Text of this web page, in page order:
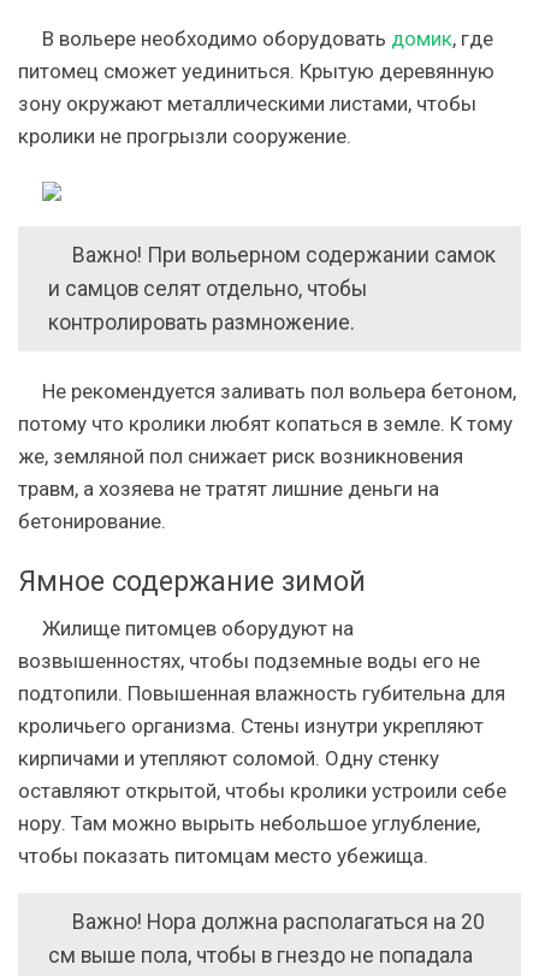
В вольере необходимо оборудовать домик, где
питомец сможет уединиться. Крытую деревянную
зону окружают металлическими листами, чтобы
кролики не прогрызли сооружение.
Важно! При вольерном содержании самок
и самцов селят отдельно, чтобы
контролировать размножение.
Не рекомендуется заливать пол вольера бетоном,
потому что кролики любят копаться в земле. К тому
же, земляной пол снижает риск возникновения
травм, а хозяева не тратят лишние деньги на
бетонирование.
Ямное содержание зимой
Жилище питомцев оборудуют на
возвышенностях, чтобы подземные воды его не
подтопили. Повышенная влажность губительна для
кроличьего организма. Стены изнутри укрепляют
кирпичами и утепляют соломой. Одну стенку
оставляют открытой, чтобы кролики устроили себе
нору. Там можно вырыть небольшое углубление,
чтобы показать питомцам место убежища.
Важно! Нора должна располагаться на 20
см выше пола, чтобы в гнездо не попадала